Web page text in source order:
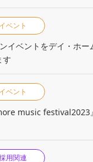
イベント
イベントをデイ・ホー
す
イベント
music festival2023
用関連